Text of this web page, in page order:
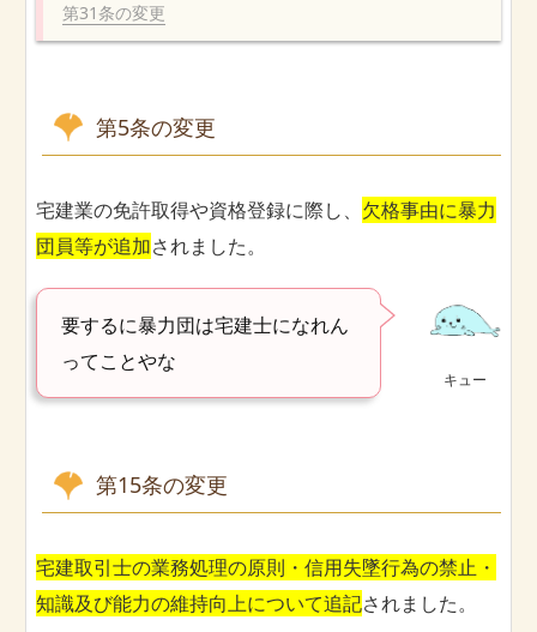
第31条の変更
第5条の変更
宅建業の免許取得や資格登録に際し、 欠格事由に暴力
団員等が追加されました。
キュー
要するに暴力団は宅建士になれん
ってことやな
第15条の変更
宅建取引士の業務処理の原則・信用失墜行為の禁止・
知識及び能力の維持向上について追記されました。